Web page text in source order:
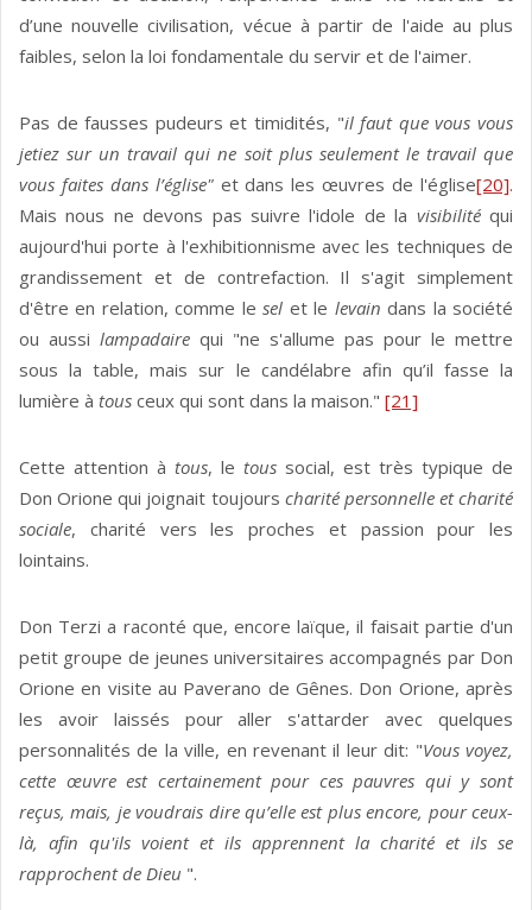
d’une nouvelle civilisation, vécue à partir de l'aide au plus
faibles, selon la loi fondamentale du servir et de l'aimer.
Pas de fausses pudeurs et timidités, "il faut que vous vous
jetiez sur un travail qui ne soit plus seulement le travail que
vous faites dans l’église" et dans les œuvres de l'église[20].
Mais nous ne devons pas suivre l'idole de la visibilitéqui
aujourd'hui porte à l'exhibitionnisme avec les techniques de
grandissement et de contrefaction. Il s'agit simplement
d'être en relation, comme lesel et le levaindans la société
ou aussi lampadaire qui "ne s'allume pas pour le mettre
sous la table, mais sur le candélabre afin qu’il fasse la
lumière à tous ceux qui sont dans la maison." [21]
Cette attention à tous, le tous social, est très typique de
Don Orione qui joignait toujours charité personnelle et charité
sociale, charité vers les proches et passion pour les
lointains.
Don Terzi a raconté que, encore laïque, il faisait partie d'un
petit groupe de jeunes universitaires accompagnés par Don
Orione en visite au Paverano de Gênes. Don Orione, après
les avoir laissés pour aller s'attarder avec quelques
personnalités de la ville, en revenant il leur dit: "Vous voyez,
cette œuvre est certainement pour ces pauvres qui y sont
reçus, mais, je voudrais dire qu’elle est plus encore, pour ceux-
là, afin qu'ils voient et ils apprennent la charité et ils se
rapprochent de Dieu ".